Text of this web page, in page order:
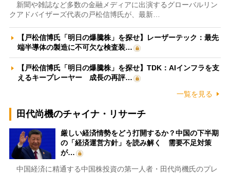
新聞や雑誌など多数の金融メディアに出演するグローバルリン
クアドバイザーズ代表の戸松信博氏が、最新…
【戸松信博氏「明日の爆騰株」を探せ】レーザーテック：最先
端半導体の製造に不可欠な検査装…
【戸松信博氏「明日の爆騰株」を探せ】TDK：AIインフラを支
えるキープレーヤー 成長の再評…
一覧を見る
田代尚機のチャイナ・リサーチ
厳しい経済情勢をどう打開するか？中国の下半期
の「経済運営方針」を読み解く 需要不足対策
が…
中国経済に精通する中国株投資の第一人者・田代尚機氏のプレ